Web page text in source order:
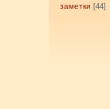
заметки [44]